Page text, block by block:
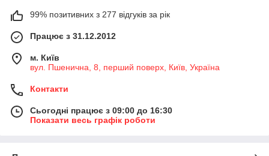
99% позитивних з 277 відгуків за рік
Працює з 31.12.2012
м. Київ
вул. Пшенична, 8, перший поверх, Київ, Україна
Контакти
Сьогодні працює з 09:00 до 16:30
Показати весь графік роботи